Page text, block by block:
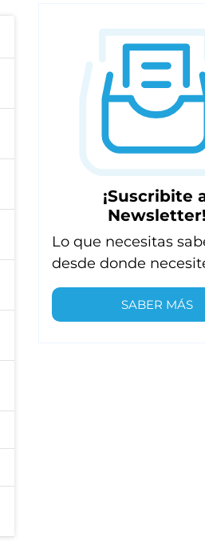
¡Suscribite
Newsletter!
Lo que necesitas
desde donde
SABER MÁS